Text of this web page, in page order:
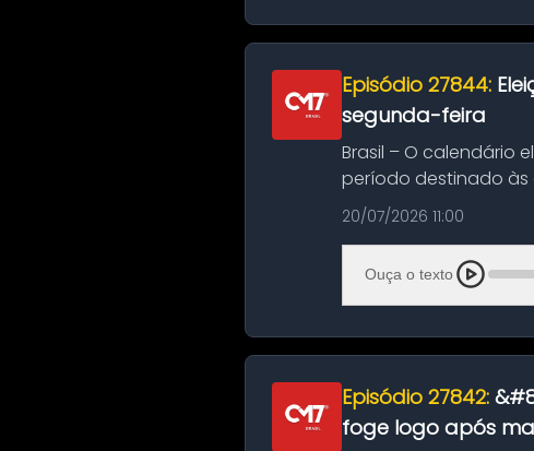
Episódio 27844:
segunda-feira
Brasil – O calendário
período destinado
oficializa...
20/07/2026 11:00
Ouça o texto
Episódio 27842:
foge logo após